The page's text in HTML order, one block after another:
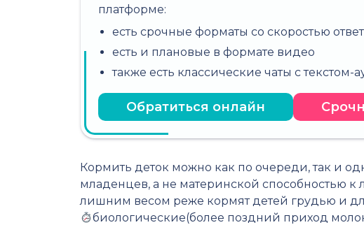
платформе:
есть срочные форматы со скоростью
есть и плановые в формате видео
также есть классические чаты с текстом-
Обратиться онлайн
Кормить деток можно как по очереди, так и
младенцев, а не материнской способностью к
лишним весом реже кормят детей грудью и
биологические(более поздний приход